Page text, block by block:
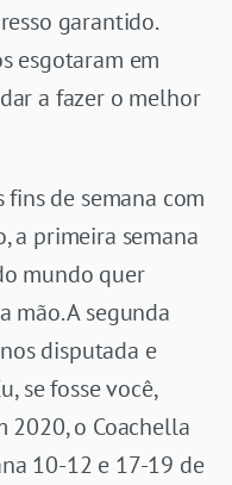
garantido.
esgotaram em
a fazer o melhor
de semana com
a primeira semana
mundo quer
mão. A segunda
disputada e
se fosse você,
2020, o Coachella
10-12 e 17-19 de